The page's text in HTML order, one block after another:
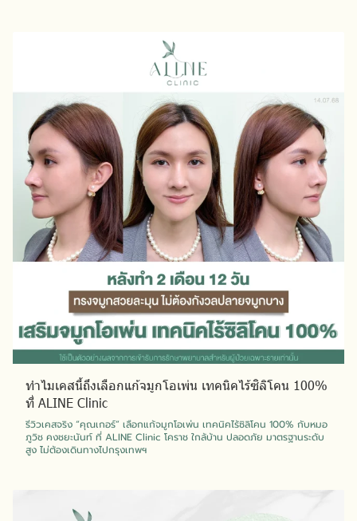
ทำไมเคสนี้ถึงเลือกแก้จมูกโอเพ่น เทคนิคไร้ซิลิโคน 100%
ที่ ALINE Clinic
รีวิวเคสจริง “คุณเกอร์” เลือกแก้จมูกโอเพ่น เทคนิคไร้ซิลิโคน 100% กับหมอ
ภูวิช คงชยะนันท์ ที่ ALINE Clinic โคราช ใกล้บ้าน ปลอดภัย มาตรฐานระดับ
สูง ไม่ต้องเดินทางไปกรุงเทพฯ